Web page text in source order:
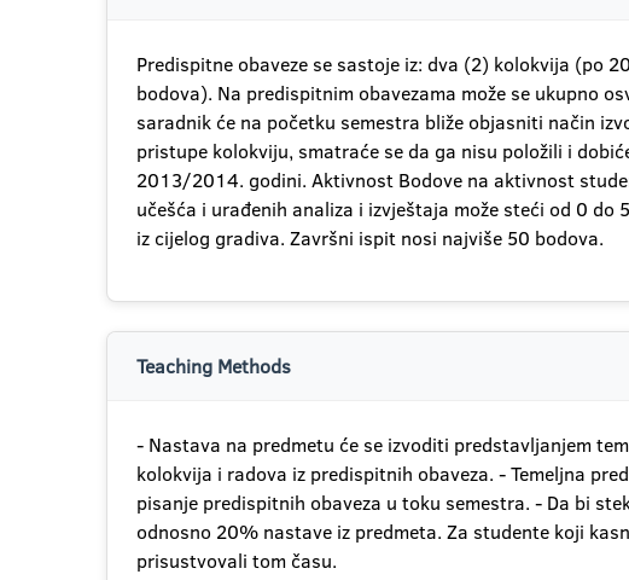
Predispitne obaveze se sastoje iz: dva (2) kolokvija (po
bodova). Na predispitnim obavezama može se ukupno
saradnik će na početku semestra bliže objasniti način
pristupe kolokviju, smatraće se da ga nisu položili i
2013/2014. godini. Aktivnost Bodove na aktivnost
učešća i urađenih analiza i izvještaja može steći od 0
iz cijelog gradiva. Završni ispit nosi najviše 50 bodova.
Teaching Methods
- Nastava na predmetu će se izvoditi predstavljanjem
kolokvija i radova iz predispitnih obaveza. - Temeljna
pisanje predispitnih obaveza u toku semestra. - Da bi
odnosno 20% nastave iz predmeta. Za studente koji
prisustvovali tom času.